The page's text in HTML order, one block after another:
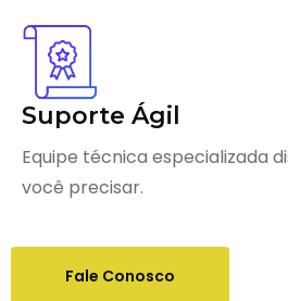
Suporte Ágil
Equipe técnica especializada
você precisar.
Fale Conosco